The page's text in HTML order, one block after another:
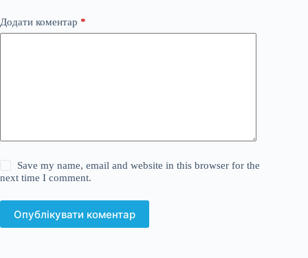
Додати коментар *
Save my name, email and website in this browser for the
next time I comment.
Опублікувати коментар